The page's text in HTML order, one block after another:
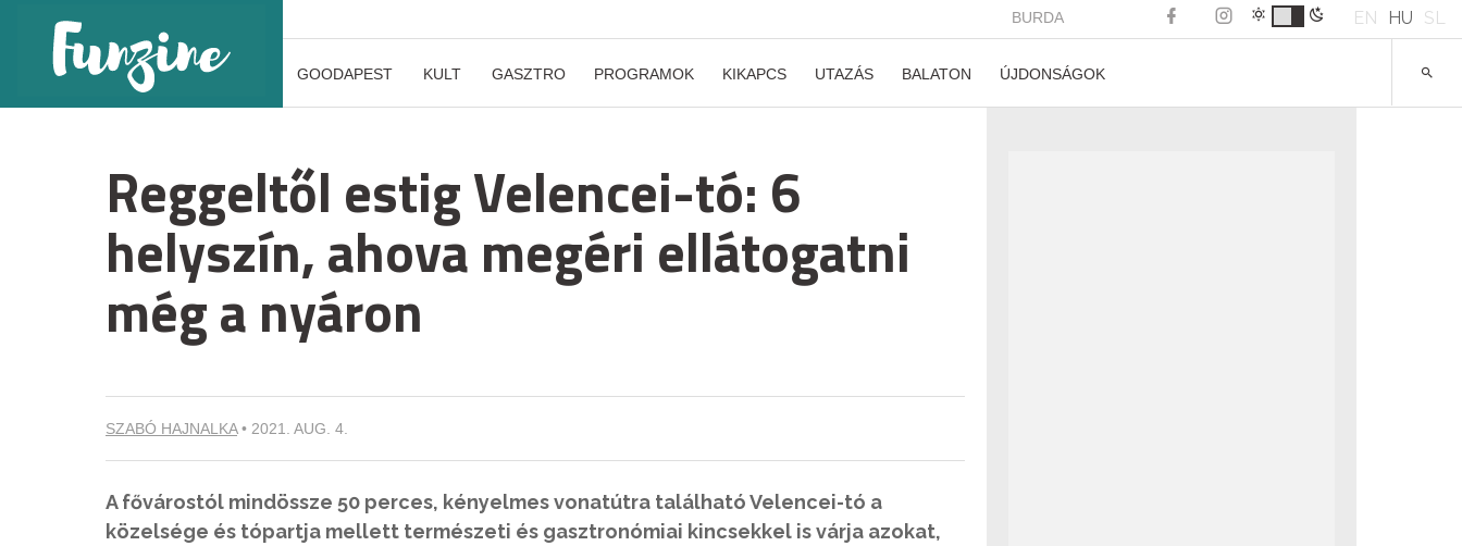
BURDA EN HU SL
GOODAPEST KULT GASZTRO PROGRAMOK KIKAPCS UTAZÁS BALATON ÚJDONSÁGOK
Reggeltől estig Velencei-tó: 6
helyszín, ahova megéri ellátogatni
még a nyáron
SZABÓ HAJNALKA• 2021. AUG. 4.
A fővárostól mindössze 50 perces, kényelmes vonatútra található Velencei-tó a
közelsége és tópartja mellett természeti és gasztronómiai kincsekkel is várja azokat,